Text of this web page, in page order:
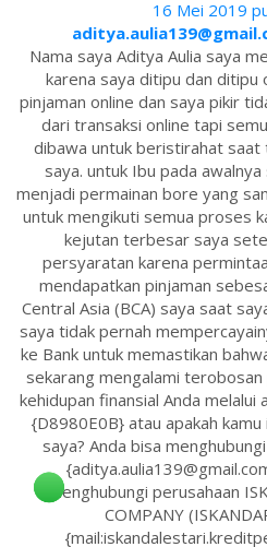
16 Mei 2019
Nama saya Aditya Aulia saya
karena saya ditipu dan ditipu
pinjaman online dan saya pikir
dari transaksi online tapi
dibawa untuk beristirahat saat
saya. untuk Ibu pada
menjadi permainan bore yang
untuk mengikuti semua proses
kejutan terbesar saya
persyaratan karena
mendapatkan pinjaman
Central Asia (BCA) saya saat
saya tidak pernah
ke Bank untuk memastikan
sekarang mengalami
kehidupan finansial Anda melalui
{D8980E0B} atau apakah
saya? Anda bisa
menghubungi perusahaan
COMPANY